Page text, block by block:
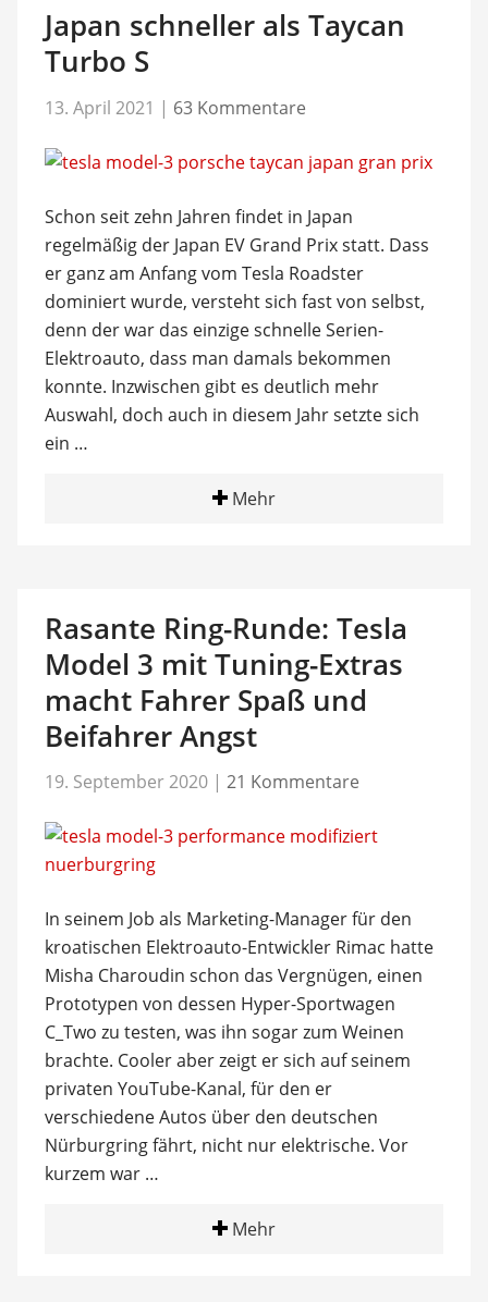
Japan schneller als Taycan
Turbo S
13. April 2021 | 63 Kommentare
Schon seit zehn Jahren findet in Japan
regelmäßig der Japan EV Grand Prix statt. Dass
er ganz am Anfang vom Tesla Roadster
dominiert wurde, versteht sich fast von selbst,
denn der war das einzige schnelle Serien-
Elektroauto, dass man damals bekommen
konnte. Inzwischen gibt es deutlich mehr
Auswahl, doch auch in diesem Jahr setzte sich
ein …
Mehr
Rasante Ring-Runde: Tesla
Model 3 mit Tuning-Extras
macht Fahrer Spaß und
Beifahrer Angst
19. September 2020 | 21 Kommentare
In seinem Job als Marketing-Manager für den
kroatischen Elektroauto-Entwickler Rimac hatte
Misha Charoudin schon das Vergnügen, einen
Prototypen von dessen Hyper-Sportwagen
C_Two zu testen, was ihn sogar zum Weinen
brachte. Cooler aber zeigt er sich auf seinem
privaten YouTube-Kanal, für den er
verschiedene Autos über den deutschen
Nürburgring fährt, nicht nur elektrische. Vor
kurzem war …
Mehr